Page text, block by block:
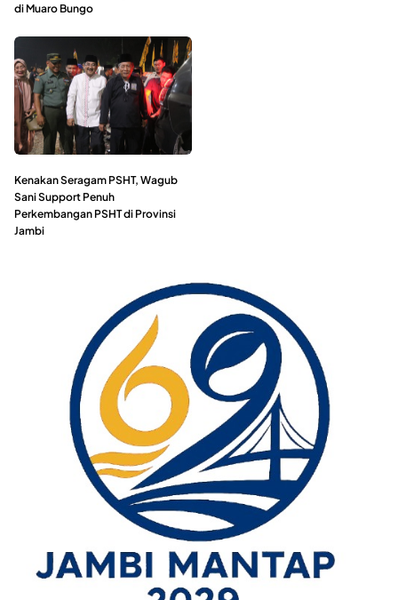
di Muaro Bungo
Kenakan Seragam PSHT, Wagub
Sani Support Penuh
Perkembangan PSHT di Provinsi
Jambi